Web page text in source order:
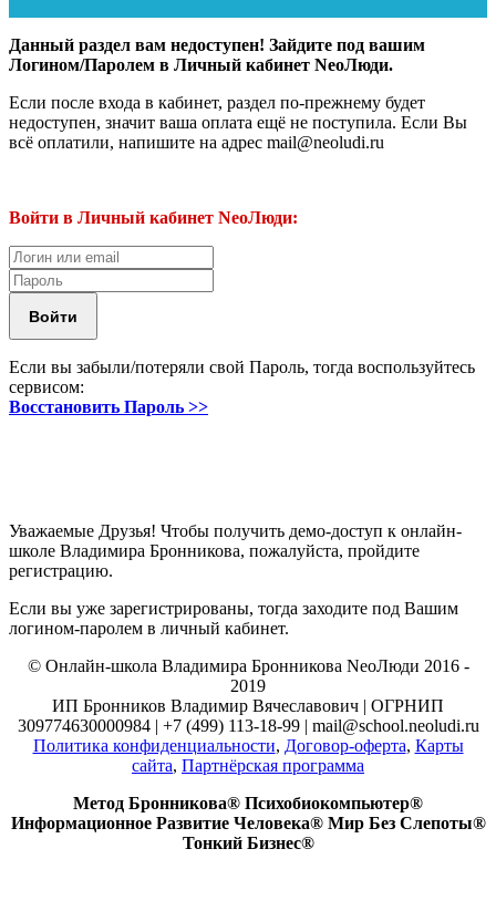
Данный раздел вам недоступен! Зайдите под вашим
Логином/Паролем в Личный кабинет NeoЛюди.
Если после входа в кабинет, раздел по-прежнему будет
недоступен, значит ваша оплата ещё не поступила. Если Вы
всё оплатили, напишите на адрес mail@neoludi.ru
Войти в Личный кабинет NeoЛюди:
Если вы забыли/потеряли свой Пароль, тогда воспользуйтесь
сервисом:
Восстановить Пароль >>
Уважаемые Друзья! Чтобы получить демо-доступ к онлайн-
школе Владимира Бронникова, пожалуйста, пройдите
регистрацию.
Если вы уже зарегистрированы, тогда заходите под Вашим
логином-паролем в личный кабинет.
© Онлайн-школа Владимира Бронникова NeoЛюди 2016 -
2019
ИП Бронников Владимир Вячеславович | ОГРНИП
309774630000984 | +7 (499) 113-18-99 | mail@school.neoludi.ru
Политика конфиденциальности, Договор-оферта, Карты
сайта, Партнёрская программа
Метод Бронникова® Психобиокомпьютер®
Информационное Развитие Человека® Мир Без Слепоты®
Тонкий Бизнес®